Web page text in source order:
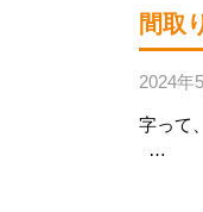
間取
2024年
字って
…